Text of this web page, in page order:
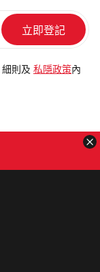
細則及 私隱政策 內